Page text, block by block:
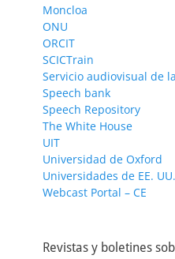
Moncloa
ONU
ORCIT
SCICTrain
Servicio audiovisual de
Speech bank
Speech Repository
The White House
UIT
Universidad de Oxford
Universidades de EE. UU.
Webcast Portal – CE
Revistas y boletines